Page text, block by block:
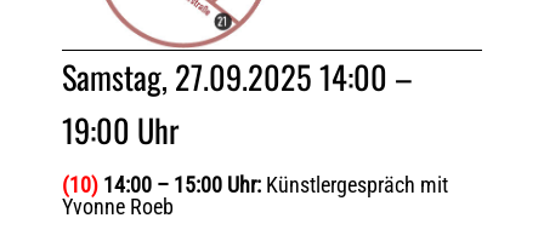
Samstag, 27.09.2025 14:00 –
19:00 Uhr
(10)14:00 – 15:00 Uhr: Künstlergespräch mit
Yvonne Roeb